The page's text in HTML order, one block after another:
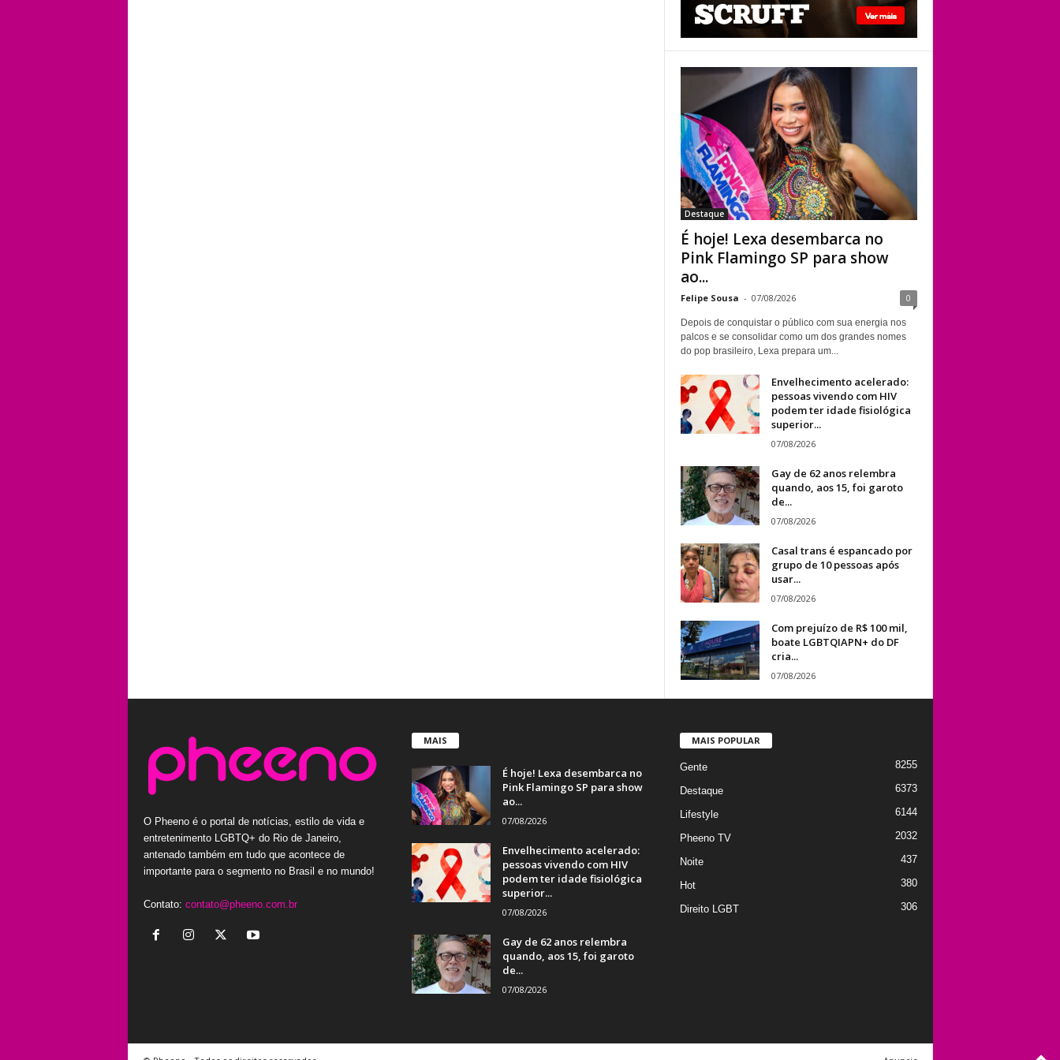
pouco mais de um
ano
É hoje! Lexa
desembarca no Pink
Flamingo SP para
show ao vivo com
elenco de drags, DJs
e dancers
Destaque
É hoje! Lexa desembarca no
Pink Flamingo SP para show
ao...
Felipe Sousa - 07/08/2026 0
Depois de conquistar o público com sua energia nos
palcos e se consolidar como um dos grandes nomes
do pop brasileiro, Lexa prepara um...
Envelhecimento acelerado:
pessoas vivendo com HIV
podem ter idade fisiológica
superior...
07/08/2026
Gay de 62 anos relembra
quando, aos 15, foi garoto
de...
07/08/2026
Casal trans é espancado por
grupo de 10 pessoas após
usar...
07/08/2026
Com prejuízo de R$ 100 mil,
boate LGBTQIAPN+ do DF
cria...
07/08/2026
O Pheeno é o portal de notícias, estilo de vida e
entretenimento LGBTQ+ do Rio de Janeiro,
antenado também em tudo que acontece de
importante para o segmento no Brasil e no mundo!
Contato: contato@pheeno.com.br
MAIS
É hoje! Lexa desembarca no
Pink Flamingo SP para show
ao...
07/08/2026
Envelhecimento acelerado:
pessoas vivendo com HIV
podem ter idade fisiológica
superior...
07/08/2026
Gay de 62 anos relembra
quando, aos 15, foi garoto
de...
07/08/2026
MAIS POPULAR
Gente 8255
Destaque 6373
Lifestyle 6144
Pheeno TV 2032
Noite 437
Hot 380
Direito LGBT 306